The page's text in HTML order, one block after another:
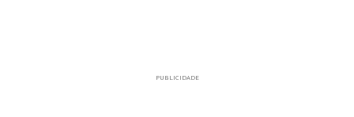
PUBLICIDADE